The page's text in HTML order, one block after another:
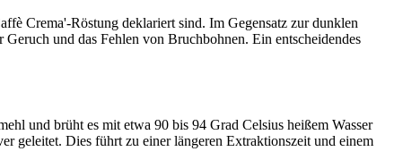
Crema'-Röstung deklariert sind. Im Gegensatz zur dunklen
und das Fehlen von Bruchbohnen. Ein entscheidendes
und brüht es mit etwa 90 bis 94 Grad Celsius heißem Wasser
geleitet. Dies führt zu einer längeren Extraktionszeit und einem